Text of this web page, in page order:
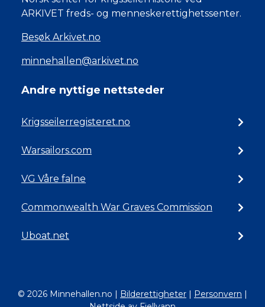
ARKIVET freds- og menneskerettighetssenter.
Besøk Arkivet.no
minnehallen@arkivet.no
Andre nyttige nettsteder
Krigsseilerregisteret.no
Warsailors.com
VG Våre falne
Commonwealth War Graves Commission
Uboat.net
© 2026 Minnehallen.no | Bilderettigheter | Personvern |